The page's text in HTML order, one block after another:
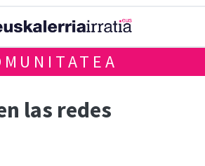
las redes